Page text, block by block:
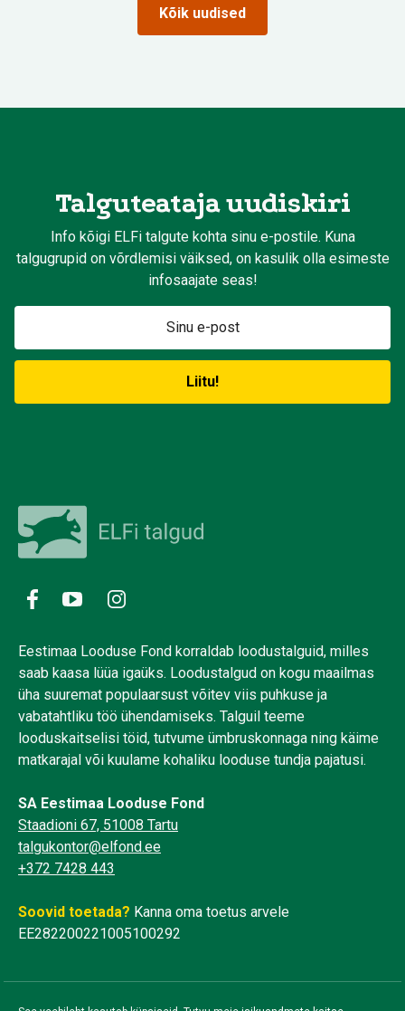
Kõik uudised
Talguteataja uudiskiri
Info kõigi ELFi talgute kohta sinu e-postile. Kuna
talgugrupid on võrdlemisi väiksed, on kasulik olla esimeste
infosaajate seas!
Eestimaa Looduse Fond korraldab loodustalguid, milles
saab kaasa lüüa igaüks. Loodustalgud on kogu maailmas
üha suuremat populaarsust võitev viis puhkuse ja
vabatahtliku töö ühendamiseks. Talguil teeme
looduskaitselisi töid, tutvume ümbruskonnaga ning käime
matkarajal või kuulame kohaliku looduse tundja pajatusi.
SA Eestimaa Looduse Fond
Staadioni 67, 51008 Tartu
talgukontor@elfond.ee
+372 7428 443
Soovid toetada? Kanna oma toetus arvele
EE282200221005100292